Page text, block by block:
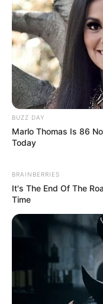
BUZZ DAY
Marlo Thomas Is 86
Today
BRAINBERRIES
It's The End Of The
Time